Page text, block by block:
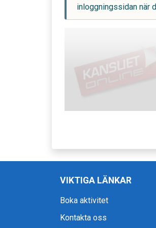
inloggningssidan när
VIKTIGA LÄNKAR
Boka aktivitet
Kontakta oss